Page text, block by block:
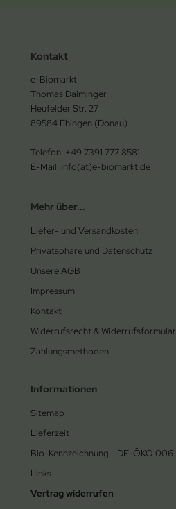
Kontakt
e-Biomarkt
Thomas Daiminger
Heufelder Str. 27
89584 Ehingen (Donau)
Telefon: +49 7391 777 8581
E-Mail: info(at)e-biomarkt.de
Mehr über...
Liefer- und Versandkosten
Privatsphäre und Datenschutz
Unsere AGB
Impressum
Kontakt
Widerrufsrecht & Widerrufsformular
Zahlungsmethoden
Informationen
Sitemap
Lieferzeit
Bio-Kennzeichnung - DE-ÖKO 006
Links
Vertrag widerrufen